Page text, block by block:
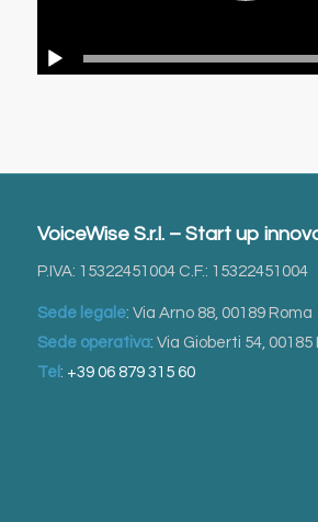
VoiceWise S.r.l. – Start up
P.IVA: 15322451004 C.F.: 15322451004
Sede legale: Via Arno 88, 00189 Roma
Sede operativa: Via Gioberti 54, 00185
Tel : +39 06 879 315 60